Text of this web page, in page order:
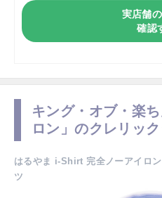
実店舗
確認
キング・オブ・楽
ロン」のクレリッ
はるやま i-Shirt 完全ノーアイロ
ツ